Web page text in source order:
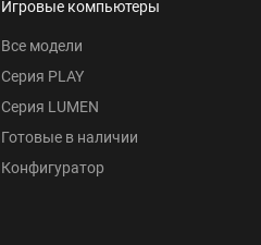
Игровые компьютеры
Все модели
Серия PLAY
Серия LUMEN
Готовые в наличии
Конфигуратор